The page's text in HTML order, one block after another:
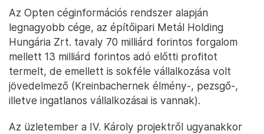
Az Opten céginformációs rendszer alapján
legnagyobb cége, az építőipari Metál Holding
Hungária Zrt. tavaly 70 milliárd forintos forgalom
mellett 13 milliárd forintos adó előtti profitot
termelt, de emellett is sokféle vállalkozása volt
jövedelmező (Kreinbachernek élmény-, pezsgő-,
illetve ingatlanos vállalkozásai is vannak).
Az üzletember a IV. Károly projektről ugyanakkor